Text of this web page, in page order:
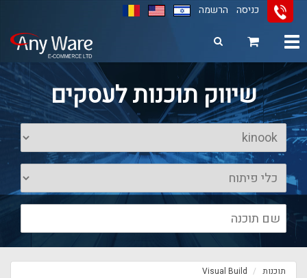
11
12
13
כניסה הרשמה
Toggle
שיווק תוכנות לעסקים
תוכנות Visual Build